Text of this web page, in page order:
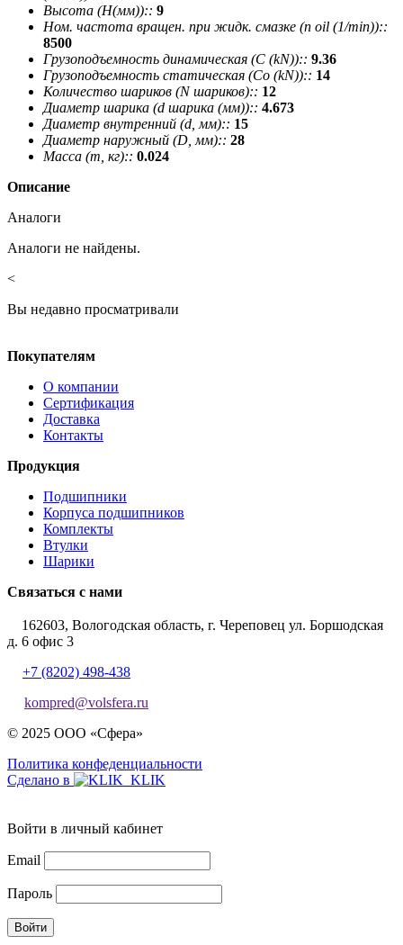
Высота (H(мм)):: 9
Ном. частота вращен. при жидк. смазке (n oil (1/min))::
8500
Грузоподъемность динамическая (C (kN)):: 9.36
Грузоподъемность статическая (Co (kN)):: 14
Количество шариков (N шариков):: 12
Диаметр шарика (d шарика (мм)):: 4.673
Диаметр внутренний (d, мм):: 15
Диаметр наружный (D, мм):: 28
Масса (m, кг):: 0.024
Описание
Аналоги
Аналоги не найдены.
<
Вы недавно просматривали
Покупателям
О компании
Сертификация
Доставка
Контакты
Продукция
Подшипники
Корпуса подшипников
Комплекты
Втулки
Шарики
Связаться с нами
162603, Вологодская область, г. Череповец ул. Боршодская
д. 6 офис 3
+7 (8202) 498-438
kompred@volsfera.ru
© 2025 ООО «Сфера»
Политика конфеденциальности
Сделано в
Войти в личный кабинет
Email
Пароль